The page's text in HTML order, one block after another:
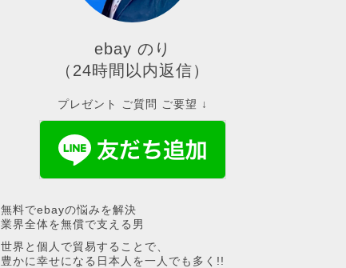
ebay のり
（24時間以内返信）
プレゼント ご質問 ご要望 ↓
無料でebayの悩みを解決
業界全体を無償で支える男
世界と個人で貿易することで、
豊かに幸せになる日本人を一人でも多く!!